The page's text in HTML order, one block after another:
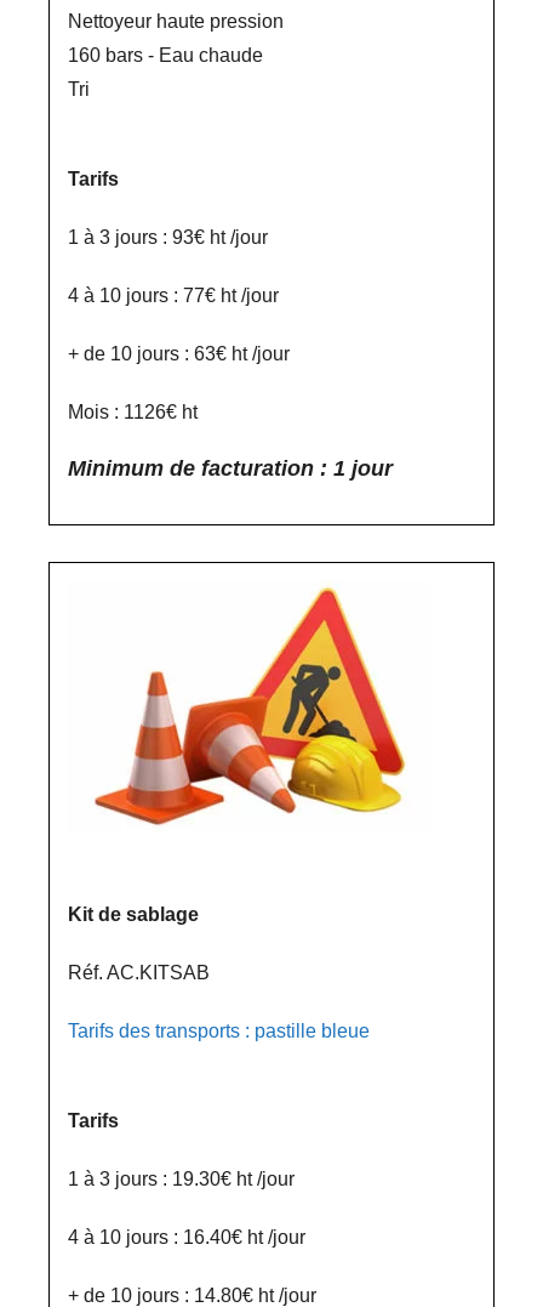
Nettoyeur haute pression
160 bars - Eau chaude
Tri
Tarifs
1 à 3 jours : 93€ ht /jour
4 à 10 jours : 77€ ht /jour
+ de 10 jours : 63€ ht /jour
Mois : 1126€ ht
Minimum de facturation : 1 jour
Kit de sablage
Réf. AC.KITSAB
Tarifs des transports : pastille bleue
Tarifs
1 à 3 jours : 19.30€ ht /jour
4 à 10 jours : 16.40€ ht /jour
+ de 10 jours : 14.80€ ht /jour